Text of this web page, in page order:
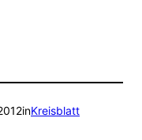
inKreisblatt